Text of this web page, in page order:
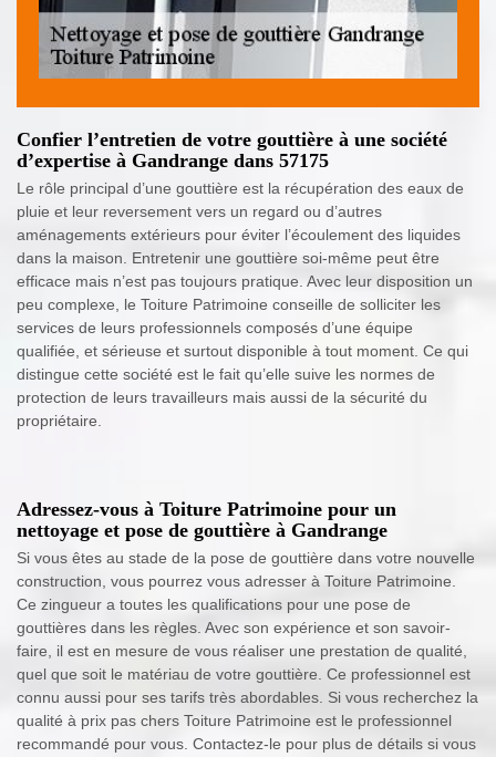
Confier l’entretien de votre gouttière à une société
d’expertise à Gandrange dans 57175
Le rôle principal d’une gouttière est la récupération des eaux de
pluie et leur reversement vers un regard ou d’autres
aménagements extérieurs pour éviter l’écoulement des liquides
dans la maison. Entretenir une gouttière soi-même peut être
efficace mais n’est pas toujours pratique. Avec leur disposition un
peu complexe, le Toiture Patrimoine conseille de solliciter les
services de leurs professionnels composés d’une équipe
qualifiée, et sérieuse et surtout disponible à tout moment. Ce qui
distingue cette société est le fait qu’elle suive les normes de
protection de leurs travailleurs mais aussi de la sécurité du
propriétaire.
Adressez-vous à Toiture Patrimoine pour un
nettoyage et pose de gouttière à Gandrange
Si vous êtes au stade de la pose de gouttière dans votre nouvelle
construction, vous pourrez vous adresser à Toiture Patrimoine.
Ce zingueur a toutes les qualifications pour une pose de
gouttières dans les règles. Avec son expérience et son savoir-
faire, il est en mesure de vous réaliser une prestation de qualité,
quel que soit le matériau de votre gouttière. Ce professionnel est
connu aussi pour ses tarifs très abordables. Si vous recherchez la
qualité à prix pas chers Toiture Patrimoine est le professionnel
recommandé pour vous. Contactez-le pour plus de détails si vous